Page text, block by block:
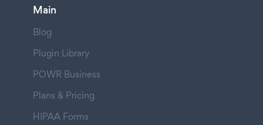
Main
Blog
Plugin Library
POWR Business
Plans & Pricing
HIPAA Forms